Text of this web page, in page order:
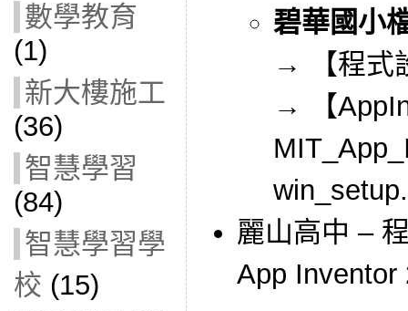
數學教育
(1)
新大樓施工
(36)
智慧學習
(84)
智慧學習學
校 (15)
碧華國小
→ 【程式
→ 【
麗山高中 –
App Inventor